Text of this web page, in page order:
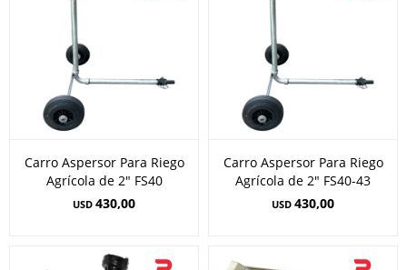
Carro Aspersor Para Riego
Agrícola de 2" FS40
USD 430,00
Carro Aspersor Para Riego
Agrícola de 2" FS40-43
USD 430,00